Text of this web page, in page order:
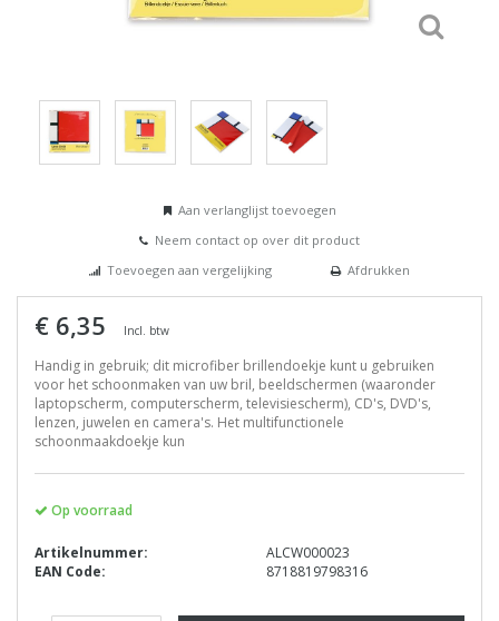
Aan verlanglijst toevoegen
Neem contact op over dit product
Toevoegen aan vergelijking
Afdrukken
€ 6,35 Incl. btw
Handig in gebruik; dit microfiber brillendoekje kunt u gebruiken
voor het schoonmaken van uw bril, beeldschermen (waaronder
laptopscherm, computerscherm, televisiescherm), CD's, DVD's,
lenzen, juwelen en camera's. Het multifunctionele
schoonmaakdoekje kun
Op voorraad
Artikelnummer:
ALCW000023
EAN Code:
8718819798316